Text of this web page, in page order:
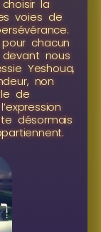
la
voies de
chacun
nous
Yeshoua,
non
de
désormais